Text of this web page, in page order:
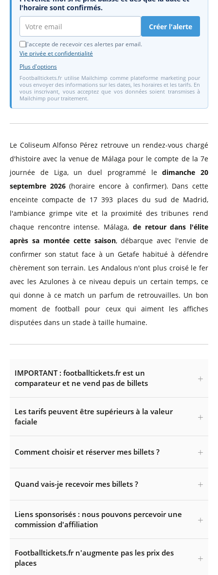
l'horaire sont confirmés.
Créer l'alerte
J'accepte de recevoir ces alertes par email.
Vie privée et confidentialité
Plus d'options
Footballtickets.fr utilise Mailchimp comme plateforme marketing pour
vous envoyer des informations sur les dates, les horaires et les tarifs. En
vous inscrivant, vous acceptez que vos données soient transmises à
Mailchimp pour traitement.
Le Coliseum Alfonso Pérez retrouve un rendez-vous chargé
d'histoire avec la venue de Málaga pour le compte de la 7e
journée de Liga, un duel programmé ledimanche 20
septembre 2026(horaire encore à confirmer). Dans cette
enceinte compacte de 17 393 places du sud de Madrid,
l'ambiance grimpe vite et la proximité des tribunes rend
chaque rencontre intense. Málaga, de retour dans l'élite
après sa montée cette saison, débarque avec l'envie de
confirmer son statut face à un Getafe habitué à défendre
chèrement son terrain. Les Andalous n'ont plus croisé le fer
avec les Azulones à ce niveau depuis un certain temps, ce
qui donne à ce match un parfum de retrouvailles. Un bon
moment de football pour ceux qui aiment les affiches
disputées dans un stade à taille humaine.
IMPORTANT : footballtickets.fr est un
comparateur et ne vend pas de billets
Les tarifs peuvent être supérieurs à la valeur
faciale
Comment choisir et réserver mes billets ?
Quand vais-je recevoir mes billets ?
Liens sponsorisés : nous pouvons percevoir une
commission d'affiliation
Footballtickets.fr n'augmente pas les prix des
places